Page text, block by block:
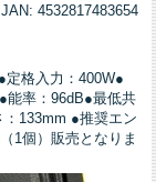
JAN: 4532817483654
定格入力：400W●
能率：96dB●最低共
133mm ●推奨エン
1個）販売となりま